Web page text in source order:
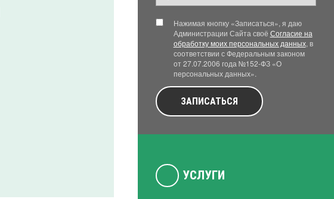
Нажимая кнопку «Записаться», я даю
Администрации Сайта своё Согласие на
обработку моих персональных данных, в
соответствии с Федеральным законом
от 27.07.2006 года №152-ФЗ «О
персональных данных».
ЗАПИСАТЬСЯ
УСЛУГИ